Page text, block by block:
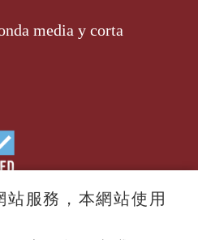
media y corta
站服務，本網站使用